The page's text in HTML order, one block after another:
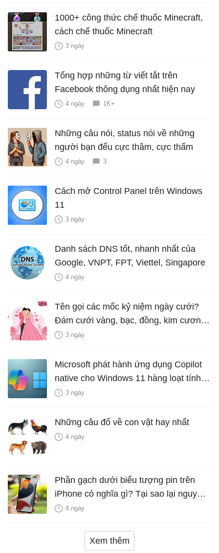
1000+ công thức chế thuốc Minecraft,
cách chế thuốc Minecraft
3 ngày
Tổng hợp những từ viết tắt trên
Facebook thông dụng nhất hiện nay
4 ngày 1K+
Những câu nói, status nói về những
người bạn đểu cực thâm, cực thấm
4 ngày 3
Cách mở Control Panel trên Windows
11
3 ngày
Danh sách DNS tốt, nhanh nhất của
Google, VNPT, FPT, Viettel, Singapore
4 ngày
Tên gọi các mốc kỷ niệm ngày cưới?
Đám cưới vàng, bạc, đồng, kim cương
là bao nhiêu năm?
3 ngày
Microsoft phát hành ứng dụng Copilot
native cho Windows 11 hàng loạt tính
năng mới Hữu Ích
3 ngày
Những câu đố về con vật hay nhất
4 ngày
Phần gạch dưới biểu tượng pin trên
iPhone có nghĩa gì? Tại sao lại nguy
hiểm?
4 ngày
Xem thêm